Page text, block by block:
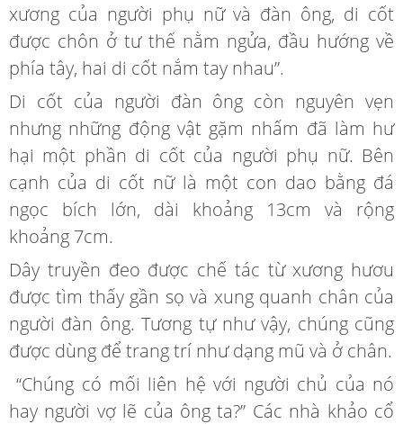
xương của người phụ nữ và đàn ông, di cốt
được chôn ở tư thế nằm ngửa, đầu hướng về
phía tây, hai di cốt nắm tay nhau”.
Di cốt của người đàn ông còn nguyên vẹn
nhưng những động vật gặm nhấm đã làm hư
hại một phần di cốt của người phụ nữ. Bên
cạnh của di cốt nữ là một con dao bằng đá
ngọc bích lớn, dài khoảng 13cm và rộng
khoảng 7cm.
Dây truyền đeo được chế tác từ xương hươu
được tìm thấy gần sọ và xung quanh chân của
người đàn ông. Tương tự như vậy, chúng cũng
được dùng để trang trí như dạng mũ và ở chân.
“Chúng có mối liên hệ với người chủ của nó
hay người vợ lẽ của ông ta?” Các nhà khảo cổ